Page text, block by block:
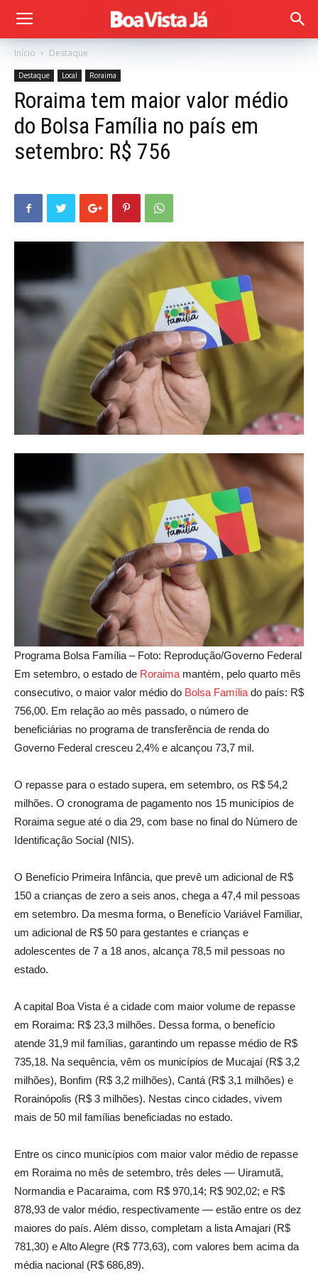
Início Destaque
Destaque Local Roraima
Roraima tem maior valor médio
do Bolsa Família no país em
setembro: R$ 756
Programa Bolsa Família – Foto: Reprodução/Governo Federal
Em setembro, o estado de Roraima mantém, pelo quarto mês
consecutivo, o maior valor médio do Bolsa Família do país: R$
756,00. Em relação ao mês passado, o número de
beneficiárias no programa de transferência de renda do
Governo Federal cresceu 2,4% e alcançou 73,7 mil.
O repasse para o estado supera, em setembro, os R$ 54,2
milhões. O cronograma de pagamento nos 15 municípios de
Roraima segue até o dia 29, com base no final do Número de
Identificação Social (NIS).
O Benefício Primeira Infância, que prevê um adicional de R$
150 a crianças de zero a seis anos, chega a 47,4 mil pessoas
em setembro. Da mesma forma, o Benefício Variável Familiar,
um adicional de R$ 50 para gestantes e crianças e
adolescentes de 7 a 18 anos, alcança 78,5 mil pessoas no
estado.
A capital Boa Vista é a cidade com maior volume de repasse
em Roraima: R$ 23,3 milhões. Dessa forma, o benefício
atende 31,9 mil famílias, garantindo um repasse médio de R$
735,18. Na sequência, vêm os municípios de Mucajaí (R$ 3,2
milhões), Bonfim (R$ 3,2 milhões), Cantá (R$ 3,1 milhões) e
Rorainópolis (R$ 3 milhões). Nestas cinco cidades, vivem
mais de 50 mil famílias beneficiadas no estado.
Entre os cinco municípios com maior valor médio de repasse
em Roraima no mês de setembro, três deles — Uiramutã,
Normandia e Pacaraima, com R$ 970,14; R$ 902,02; e R$
878,93 de valor médio, respectivamente — estão entre os dez
maiores do país. Além disso, completam a lista Amajari (R$
781,30) e Alto Alegre (R$ 773,63), com valores bem acima da
média nacional (R$ 686,89).